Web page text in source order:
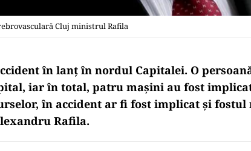
Cluj ministrul Rafila
în lanț în nordul Capitalei. O
iar în total, patru mașini au fost
în accident ar fi fost implicat și
Rafila.